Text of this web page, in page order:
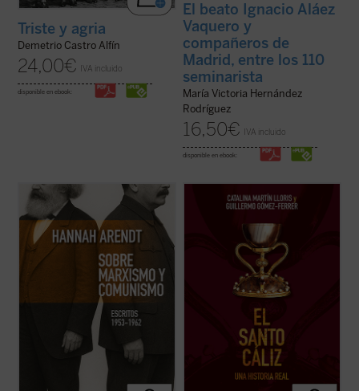
Triste y agria
Demetrio Castro Alfín
24,00€ IVA incluido
disponible en ebook:
El beato Ignacio Aláez
Vaquero y
compañeros de
Madrid, entre los 110
seminarista
María Victoria Hernández
Rodríguez
16,50€ IVA incluido
disponible en ebook:
Este libro no solo recupera una faceta
menos conocida —pero crucial— de una de
las mentes más incisivas del siglo XX, sino
que también ofrece herramientas
esenciales para pensar nuestro presente.
Porque, como muestra Arendt, entender ...
(ver ficha)
Desde los testimonios de los peregrinos a
Tierra Santa hasta los depósitos reales,
de dos mil años de historia, fe y poder a
través del objeto sagrado más buscado del
cristianismo. Esta ...(ver ficha)